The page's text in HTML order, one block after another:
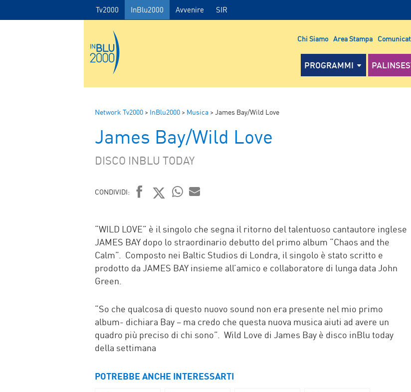
Tv2000 InBlu2000 Avvenire SIR
Chi Siamo Area Stampa
PROGRAMMI
Network Tv2000 > InBlu2000 > Musica > James Bay/Wild Love
James Bay/Wild Love
DISCO INBLU TODAY
CONDIVIDI:
“WILD LOVE” è il singolo che segna il ritorno del talentuoso cantautore inglese
JAMES BAY dopo lo straordinario debutto del primo album “Chaos and the
Calm”. Composto nei Baltic Studios di Londra, il singolo è stato scritto e
prodotto da JAMES BAY insieme all’amico e collaboratore di lunga data John
Green.
“So che qualcosa di questo nuovo sound non era presente nel mio primo
album- dichiara Bay – ma credo che questa nuova musica aiuti ad avere un
quadro più preciso di chi sono”. Wild Love di James Bay è disco inBlu today
della settimana
POTREBBE ANCHE INTERESSARTI